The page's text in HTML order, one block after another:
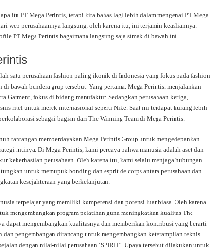
itu PT Mega Perintis, tetapi kita bahas lagi lebih dalam mengenai PT Mega
web perusahaannya langsung, oleh karena itu, ini terjamin keasliannya.
PT Mega Perintis bagaimana langsung saja simak di bawah ini.
satu perusahaan fashion paling ikonik di Indonesia yang fokus pada fashion
di bawah bendera grup tersebut. Yang pertama, Mega Perintis, menjalankan
Garment, fokus di bidang manufaktur. Sedangkan perusahaan ketiga,
ritel untuk merek internasional seperti Nike. Saat ini terdapat kurang lebih
sebagai bagian dari The Winning Team di Mega Perintis.
tantangan memberdayakan Mega Perintis Group untuk mengedepankan
intinya. Di Mega Perintis, kami percaya bahwa manusia adalah aset dan
keberhasilan perusahaan. Oleh karena itu, kami selalu menjaga hubungan
untuk memupuk bonding dan esprit de corps antara perusahaan dan
kesejahteraan yang berkelanjutan.
terpelajar yang memiliki kompetensi dan potensi luar biasa. Oleh karena
mengembangkan program pelatihan guna meningkatkan kualitas The
dapat mengembangkan kualitasnya dan memberikan kontribusi yang berarti
dan pengembangan dirancang untuk mengembangkan keterampilan teknis
dengan nilai-nilai perusahaan ‘SPIRIT’. Upaya tersebut dilakukan untuk